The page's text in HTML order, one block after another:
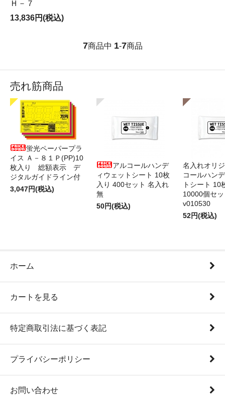
Ｈ－７
13,836円(税込)
7商品中 1-7商品
売れ筋商品
蛍光ペーパープラ
イス Ａ－８１Ｐ(PP)10
枚入り 総額表示 デ
ジタルガイドライン付
3,047円(税込)
アルコールハンデ
ィウェットシート 10枚
入り 400セット 名入れ
無
50円(税込)
名入れオリ
コールハン
トシート 10
10000個セ
v010530
52円(税込)
ホーム
カートを見る
特定商取引法に基づく表記
プライバシーポリシー
お問い合わせ